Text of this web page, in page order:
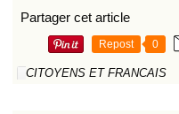
Partager cet article
Repost 0
CITOYENS ET FRANCAIS